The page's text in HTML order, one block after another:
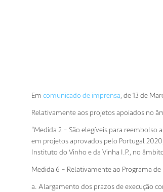
Em comunicado de imprensa, de 13 de
Relativamente aos projetos apoiados no
“Medida 2 – São elegíveis para
em projetos aprovados pelo Portugal
Instituto do Vinho e da Vinha I.P., no
Medida 6 – Relativamente ao Programa
a. Alargamento dos prazos de execução